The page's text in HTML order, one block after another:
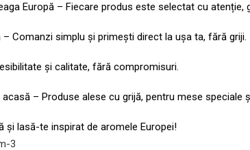
Europă – Fiecare produs este selectat cu atenție,
Comanzi simplu și primești direct la ușa ta, fără griji.
și calitate, fără compromisuri.
– Produse alese cu grijă, pentru mese speciale
și lasă-te inspirat de aromele Europei!